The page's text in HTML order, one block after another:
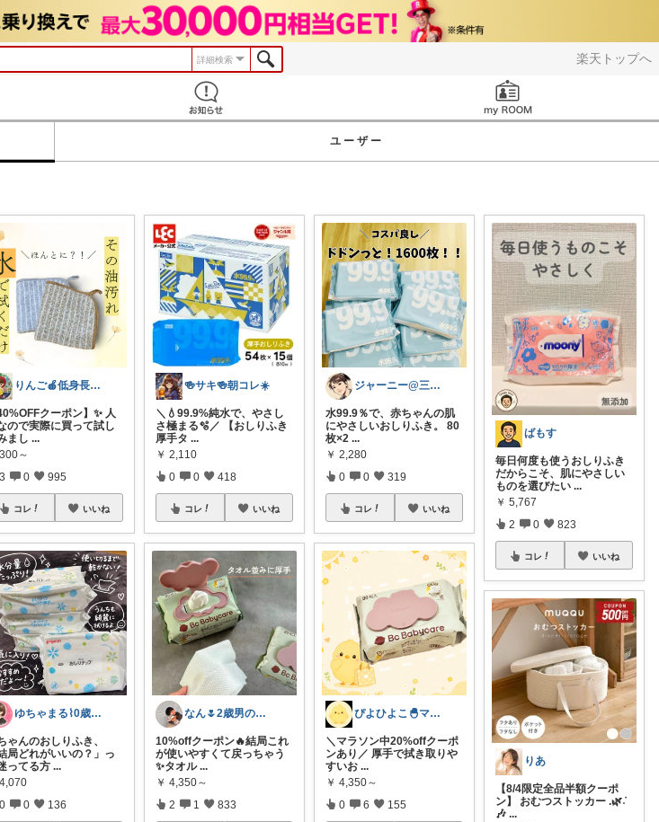
楽天トップへ
詳細検索
ユーザー
りんご🍎低身長ママ👖＆キッズアイテム
40%OFFクーポン】✨ 人
ので実際に買って試し
まし ...
300～
3 0 995
コレ いいね
ゆちゃまる⌇ 0歳ベビーとママ楽グッズ
ゃんのおしりふき、
結局どれがいいの？」っ
ってる方 ...
4,070
0 0 136
🍻サキ🍻朝コレ☀️
＼💧99.9%純水で、やさし
さ極まる🫧／ 【おしりふき
厚手タ ...
￥ 2,110
0 0 418
コレ いいね
なん🌷2歳男の子ママ⿻*.アイコン変更
10%offクーポン🔥結局これ
が使いやすくて戻っちゃう
✨タオル ...
￥ 4,350～
2 1 833
ジャーニー@三兄弟ママ
水99.9％で、赤ちゃんの肌
にやさしいおしりふき。 80
枚×2 ...
￥ 2,280
0 0 319
コレ いいね
ぴよひよこ🐣‪ママ1年目｜育児×趣味
＼マラソン中20%offクーポ
ンあり／ 厚手で拭き取りや
すいお ...
￥ 4,350～
0 6 155
ばもす
毎日何度も使うおしりふき
だからこそ、肌にやさしい
ものを選びたい ...
￥ 5,767
2 0 823
コレ いいね
りあ
【8/4限定全品半額クーポ
ン】 おむつストッカー .🌿݁˖
🎶 ...